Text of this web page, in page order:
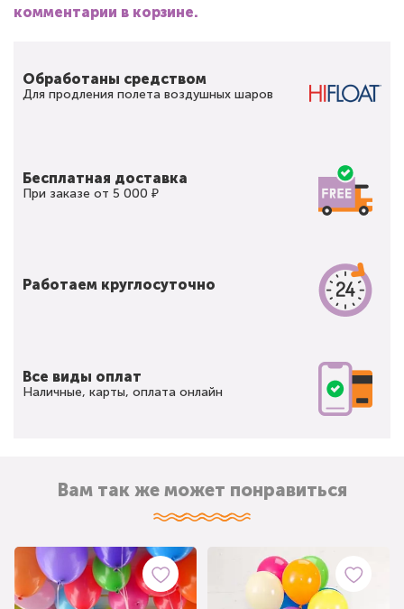
комментарии в корзине.
Обработаны средством
Для продления полета воздушных шаров
Бесплатная доставка
При заказе от 5 000 ₽
Работаем круглосуточно
Все виды оплат
Наличные, карты, оплата онлайн
Вам так же может понравиться